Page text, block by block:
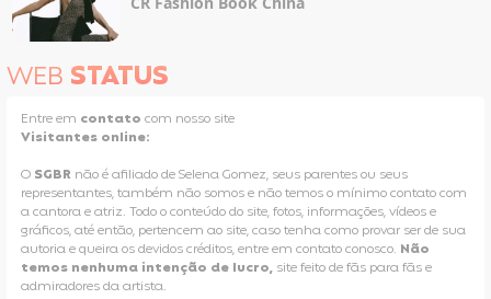
WEB STATUS
Entre em contato com nosso site
Visitantes online:
O SGBR não é afiliado de Selena Gomez, seus parentes ou seus
representantes, também não somos e não temos o mínimo contato com
a cantora e atriz. Todo o conteúdo do site, fotos, informações, vídeos e
gráficos, até então, pertencem ao site, caso tenha como provar ser de sua
autoria e queira os devidos créditos, entre em contato conosco. Não
temos nenhuma intenção de lucro, site feito de fãs para fãs e
admiradores da artista.